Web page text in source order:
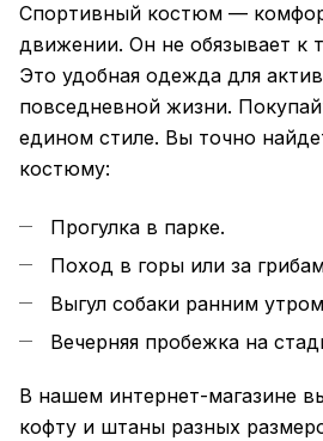
Спортивный костюм —
движении. Он не обязывает к
Это удобная одежда для
повседневной жизни.
едином стиле. Вы точно
костюму:
Прогулка в парке.
Поход в горы или за
Выгул собаки ранним
Вечерняя пробежка на
В нашем интернет-магазине
кофту и штаны разных